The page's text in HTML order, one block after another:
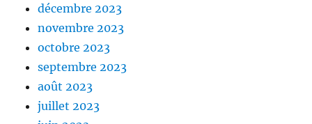
décembre 2023
novembre 2023
octobre 2023
septembre 2023
août 2023
juillet 2023